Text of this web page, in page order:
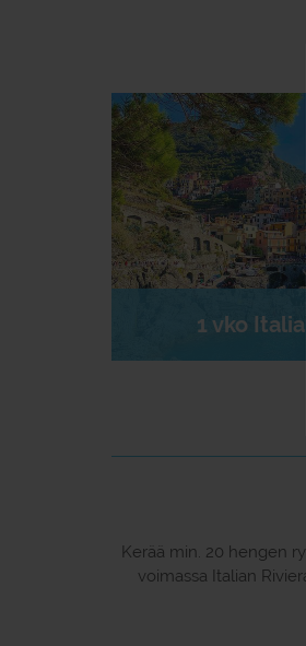
1 vko
Kerää min. 20 hengen
voimassa Italian